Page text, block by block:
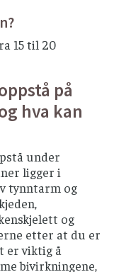
15 til 20
på
hva kan
under
ligger i
tynntarm og
og
etter at du er
er viktig å
bivirkningene,